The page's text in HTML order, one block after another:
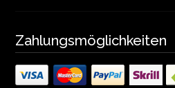
Zahlungsmöglichkeiten